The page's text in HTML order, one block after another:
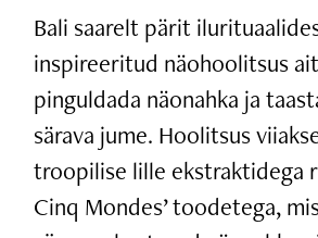
Bali saarelt pärit
inspireeritud näohoolitsus
pinguldada näonahka ja
särava jume. Hoolitsus
troopilise lille ekstraktidega
Cinq Mondes’ toodetega,